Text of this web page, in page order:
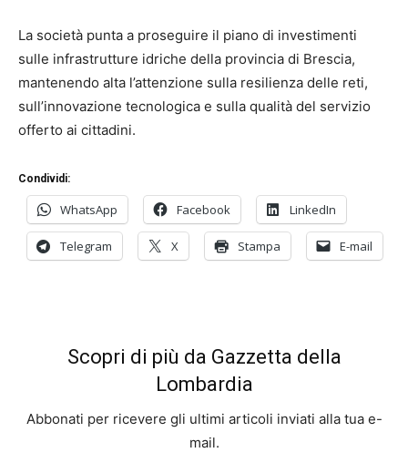
La società punta a proseguire il piano di investimenti
sulle infrastrutture idriche della provincia di Brescia,
mantenendo alta l’attenzione sulla resilienza delle reti,
sull’innovazione tecnologica e sulla qualità del servizio
offerto ai cittadini.
Condividi:
WhatsApp Facebook LinkedIn
Telegram X Stampa E-mail
Scopri di più da Gazzetta della
Lombardia
Abbonati per ricevere gli ultimi articoli inviati alla tua e-
mail.